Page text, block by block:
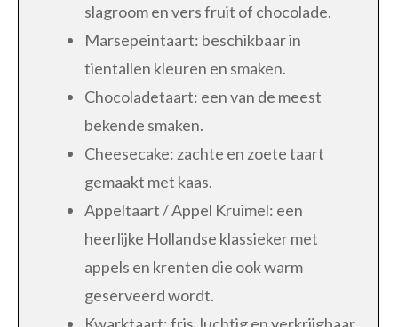
slagroom en vers fruit of chocolade.
Marsepeintaart: beschikbaar in
tientallen kleuren en smaken.
Chocoladetaart: een van de meest
bekende smaken.
Cheesecake: zachte en zoete taart
gemaakt met kaas.
Appeltaart / Appel Kruimel: een
heerlijke Hollandse klassieker met
appels en krenten die ook warm
geserveerd wordt.